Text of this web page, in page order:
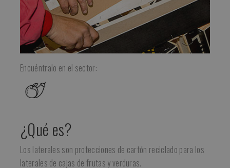
Encuéntralo en el sector:
¿Qué es?
Los laterales son protecciones de cartón reciclado para los
laterales de cajas de frutas y verduras.